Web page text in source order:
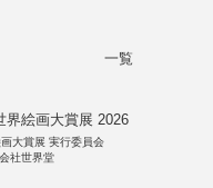
一覧
界絵画大賞展 2026
大賞展 実行委員会
社世界堂